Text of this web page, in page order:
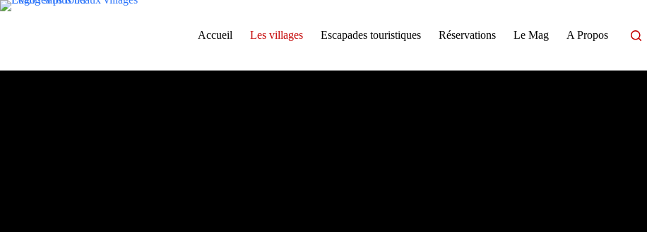
Accueil Les villages Escapades touristiques Réservations Le Mag A Propos